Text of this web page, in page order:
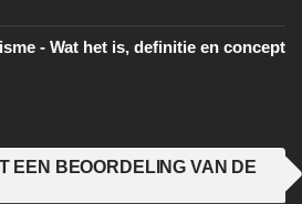
- Wat het is, definitie en concept
EEN BEOORDELING VAN DE